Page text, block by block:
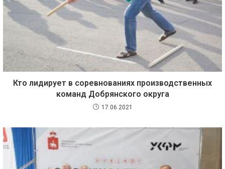
Кто лидирует в соревнованиях производственных
команд Добрянского округа
17.06.2021